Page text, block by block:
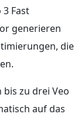
Fast
generieren
die
zu drei Veo
auf das